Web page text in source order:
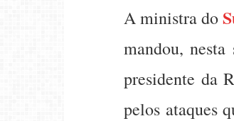
A ministra do
mandou,
presidente da
pelos ataques